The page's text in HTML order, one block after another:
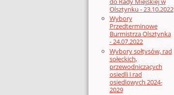
Olsztynku - 23.10.2022
Wybory
Przedterminowe
Burmistrza Olsztynka
- 24.07.2022
Wybory sołtysów, rad
sołeckich,
przewodniczących
osiedli i rad
osiedlowych 2024-
2029